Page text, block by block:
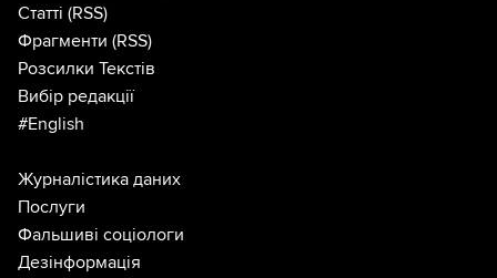
Статті (RSS)
Фрагменти (RSS)
Розсилки Текстів
Вибір редакції
#English
Журналістика даних
Послуги
Фальшиві соціологи
Дезінформація